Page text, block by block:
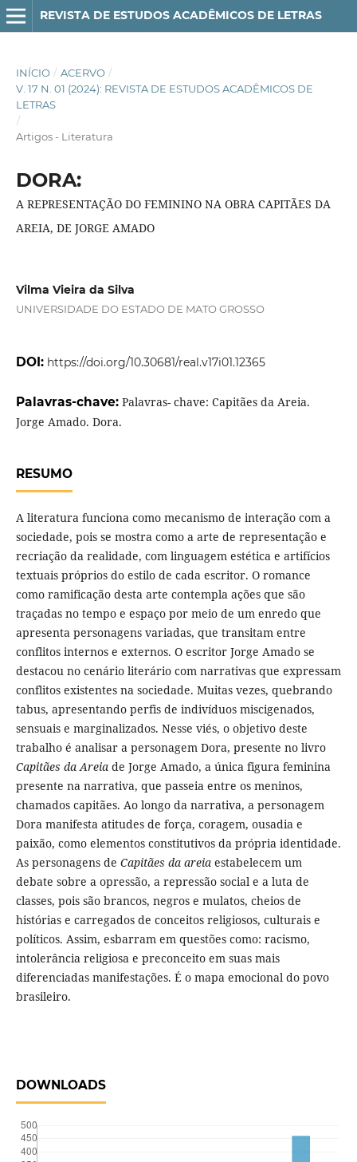
REVISTA DE ESTUDOS ACADÊMICOS DE LETRAS
INÍCIO / ACERVO /
V. 17 N. 01 (2024): REVISTA DE ESTUDOS ACADÊMICOS DE
LETRAS
/
Artigos - Literatura
DORA:
A REPRESENTAÇÃO DO FEMININO NA OBRA CAPITÃES DA
AREIA, DE JORGE AMADO
Vilma Vieira da Silva
UNIVERSIDADE DO ESTADO DE MATO GROSSO
DOI: https://doi.org/10.30681/real.v17i01.12365
Palavras-chave: Palavras- chave: Capitães da Areia.
Jorge Amado. Dora.
RESUMO
A literatura funciona como mecanismo de interação com a
sociedade, pois se mostra como a arte de representação e
recriação da realidade, com linguagem estética e artifícios
textuais próprios do estilo de cada escritor. O romance
como ramificação desta arte contempla ações que são
traçadas no tempo e espaço por meio de um enredo que
apresenta personagens variadas, que transitam entre
conflitos internos e externos. O escritor Jorge Amado se
destacou no cenário literário com narrativas que expressam
conflitos existentes na sociedade. Muitas vezes, quebrando
tabus, apresentando perfis de indivíduos miscigenados,
sensuais e marginalizados. Nesse viés, o objetivo deste
trabalho é analisar a personagem Dora, presente no livro
Capitães da Areiade Jorge Amado, a única figura feminina
presente na narrativa, que passeia entre os meninos,
chamados capitães. Ao longo da narrativa, a personagem
Dora manifesta atitudes de força, coragem, ousadia e
paixão, como elementos constitutivos da própria identidade.
As personagens de Capitães da areiaestabelecem um
debate sobre a opressão, a repressão social e a luta de
classes, pois são brancos, negros e mulatos, cheios de
histórias e carregados de conceitos religiosos, culturais e
políticos. Assim, esbarram em questões como: racismo,
intolerância religiosa e preconceito em suas mais
diferenciadas manifestações. É o mapa emocional do povo
brasileiro.
DOWNLOADS